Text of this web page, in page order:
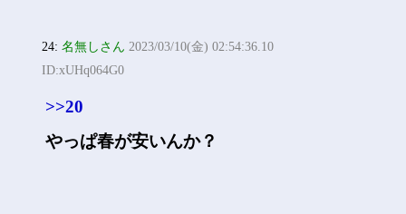
24:名無しさん 2023/03/10(金) 02:54:36.10
ID:xUHq064G0
>>20
やっぱ春が安いんか？